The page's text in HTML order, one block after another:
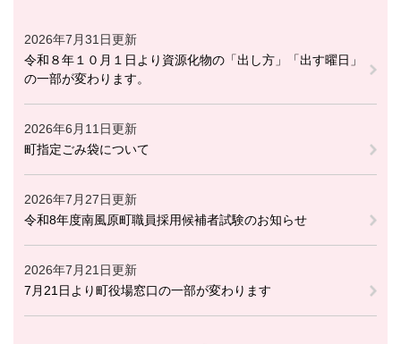
2026年7月31日更新
令和８年１０月１日より資源化物の「出し方」「出す曜日」
の一部が変わります。
2026年6月11日更新
町指定ごみ袋について
2026年7月27日更新
令和8年度南風原町職員採用候補者試験のお知らせ
2026年7月21日更新
7月21日より町役場窓口の一部が変わります